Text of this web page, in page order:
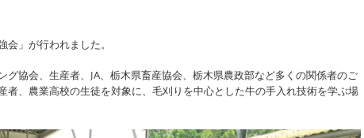
会」が行われました。
グ協会、生産者、JA、栃木県畜産協会、栃木県農政部など多くの関係者のご
者、農業高校の生徒を対象に、毛刈りを中心とした牛の手入れ技術を学ぶ場